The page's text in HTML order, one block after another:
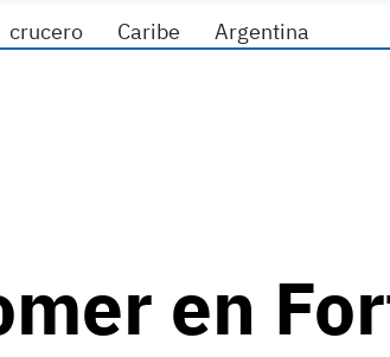
crucero Caribe Argentina
en